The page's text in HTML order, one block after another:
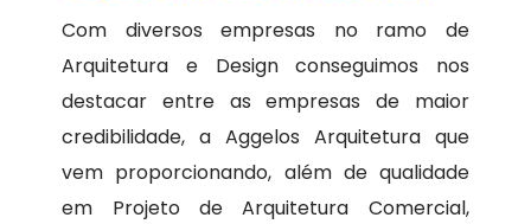
Com diversos empresas no ramo de
Arquitetura e Design conseguimos nos
destacar entre as empresas de maior
credibilidade, a Aggelos Arquitetura que
vem proporcionando, além de qualidade
em Projeto de Arquitetura Comercial,